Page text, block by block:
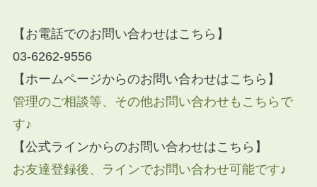
【お電話でのお問い合わせはこちら】
03-6262-9556
【ホームページからのお問い合わせはこちら】
管理のご相談等、その他お問い合わせもこちらで
す♪
【公式ラインからのお問い合わせはこちら】
お友達登録後、ラインでお問い合わせ可能です♪